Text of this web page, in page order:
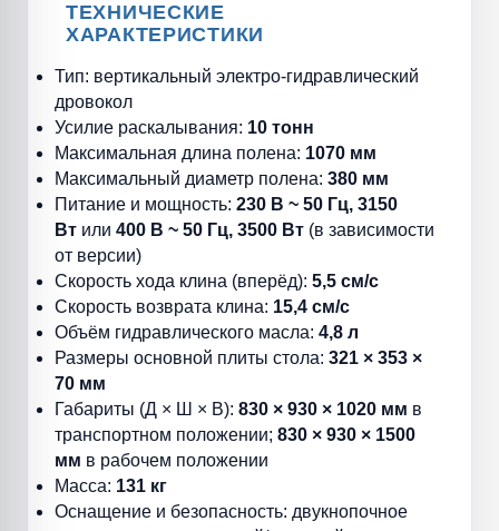
ТЕХНИЧЕСКИЕ
ХАРАКТЕРИСТИКИ
Тип: вертикальный электро-гидравлический
дровокол
Усилие раскалывания: 10 тонн
Максимальная длина полена: 1070 мм
Максимальный диаметр полена: 380 мм
Питание и мощность: 230 В ~ 50 Гц, 3150
Вт или 400 В ~ 50 Гц, 3500 Вт (в зависимости
от версии)
Скорость хода клина (вперёд): 5,5 см/с
Скорость возврата клина: 15,4 см/с
Объём гидравлического масла: 4,8 л
Размеры основной плиты стола: 321 × 353 ×
70 мм
Габариты (Д × Ш × В): 830 × 930 × 1020 мм в
транспортном положении; 830 × 930 × 1500
мм в рабочем положении
Масса: 131 кг
Оснащение и безопасность: двукнопочное